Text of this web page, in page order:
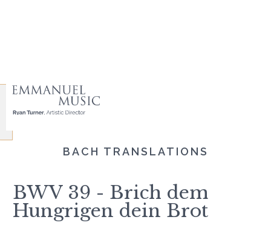
BACH TRANSLATIONS
BWV 39 - Brich dem
Hungrigen dein Brot